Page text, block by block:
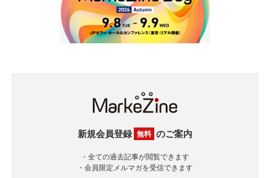
新規会員登録 無料 のご案内
・全ての過去記事が閲覧できます
・会員限定メルマガを受信できます